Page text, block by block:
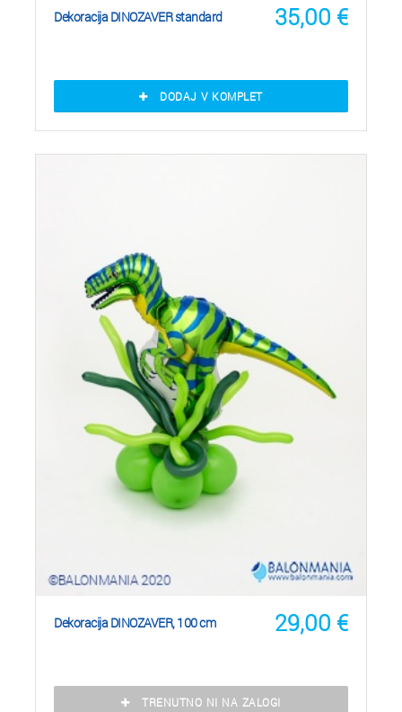
35,00 €
Dekoracija DINOZAVER standard
DODAJ V KOMPLET
29,00 €
Dekoracija DINOZAVER, 100 cm
TRENUTNO NI NA ZALOGI